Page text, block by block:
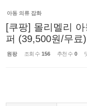
아동 의류 잡화
[쿠팡] 몰리멜리
퍼 (39,500원/무료)
원팡 조회 수 156 추천 수 0